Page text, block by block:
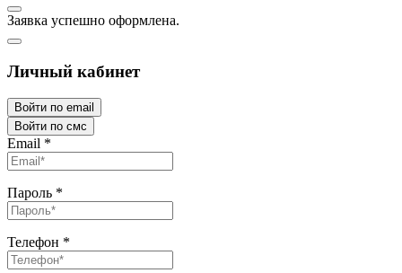
Заявка успешно оформлена.
Личный кабинет
Войти по email
Войти по смс
Email *
Пароль *
Телефон *